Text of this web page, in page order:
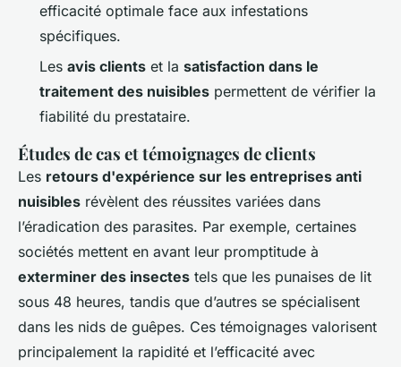
efficacité optimale face aux infestations
spécifiques.
Les avis clients et la satisfaction dans le
traitement des nuisibles permettent de vérifier la
fiabilité du prestataire.
Études de cas et témoignages de clients
Les retours d'expérience sur les entreprises anti
nuisibles révèlent des réussites variées dans
l’éradication des parasites. Par exemple, certaines
sociétés mettent en avant leur promptitude à
exterminer des insectes tels que les punaises de lit
sous 48 heures, tandis que d’autres se spécialisent
dans les nids de guêpes. Ces témoignages valorisent
principalement la rapidité et l’efficacité avec